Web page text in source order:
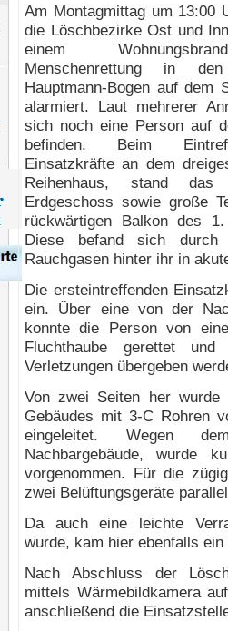
Am Montagmittag um 13:00
die Löschbezirke Ost und
einem
Menschenrettung in
Hauptmann-Bogen auf dem
alarmiert. Laut mehrerer
sich noch eine Person auf
befinden. Beim
Einsatzkräfte an dem
Reihenhaus, stand das
Erdgeschoss sowie große
rückwärtigen Balkon des
Diese befand sich
Rauchgasen hinter ihr in
Die ersteintreffenden
ein. Über eine von der
konnte die Person von
Fluchthaube gerettet
Verletzungen übergeben
Von zwei Seiten her wurde
Gebäudes mit 3-C Rohren
eingeleitet. Wegen
Nachbargebäude, wurde
vorgenommen. Für die
zwei Belüftungsgeräte
Da auch eine leichte
wurde, kam hier ebenfalls
Nach Abschluss der
mittels Wärmebildkamera
anschließend die